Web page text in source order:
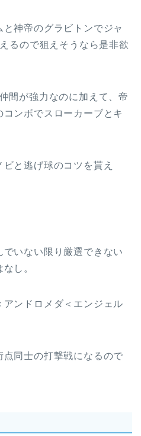
神帝のグラビトンでジャ
るので狙えそうなら是非欲
間が強力なのに加えて、帝
ンボでスローカーブとキ
と逃げ球のコツを貰え
いない限り厳選できない
し。
ンドロメダ＜エンジェル
同士の打撃戦になるので